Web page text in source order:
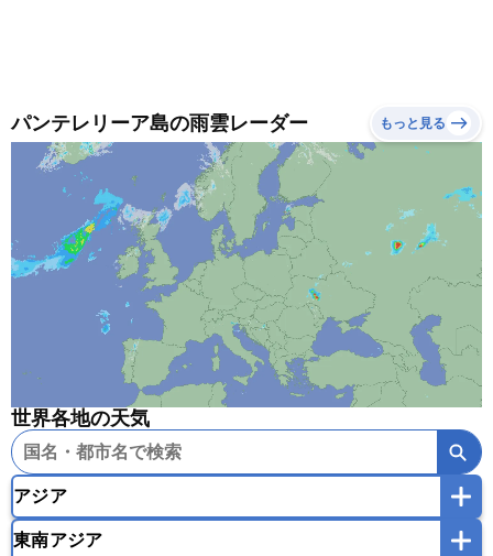
パンテレリーア島の雨雲レーダー もっと見る
世界各地の天気
アジア
東南アジア